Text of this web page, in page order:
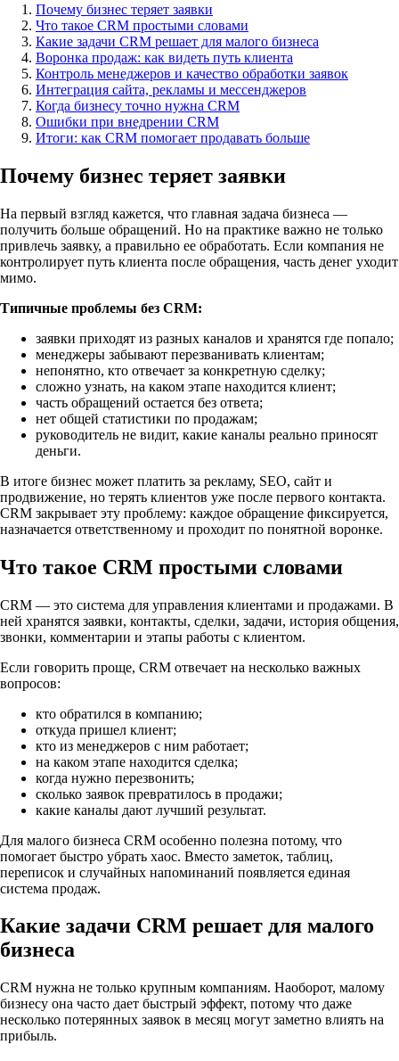
Почему бизнес теряет заявки
Что такое CRM простыми словами
Какие задачи CRM решает для малого бизнеса
Воронка продаж: как видеть путь клиента
Контроль менеджеров и качество обработки заявок
Интеграция сайта, рекламы и мессенджеров
Когда бизнесу точно нужна CRM
Ошибки при внедрении CRM
Итоги: как CRM помогает продавать больше
Почему бизнес теряет заявки
На первый взгляд кажется, что главная задача бизнеса —
получить больше обращений. Но на практике важно не только
привлечь заявку, а правильно ее обработать. Если компания не
контролирует путь клиента после обращения, часть денег уходит
мимо.
Типичные проблемы без CRM:
заявки приходят из разных каналов и хранятся где попало;
менеджеры забывают перезванивать клиентам;
непонятно, кто отвечает за конкретную сделку;
сложно узнать, на каком этапе находится клиент;
часть обращений остается без ответа;
нет общей статистики по продажам;
руководитель не видит, какие каналы реально приносят
деньги.
В итоге бизнес может платить за рекламу, SEO, сайт и
продвижение, но терять клиентов уже после первого контакта.
CRM закрывает эту проблему: каждое обращение фиксируется,
назначается ответственному и проходит по понятной воронке.
Что такое CRM простыми словами
CRM — это система для управления клиентами и продажами. В
ней хранятся заявки, контакты, сделки, задачи, история общения,
звонки, комментарии и этапы работы с клиентом.
Если говорить проще, CRM отвечает на несколько важных
вопросов:
кто обратился в компанию;
откуда пришел клиент;
кто из менеджеров с ним работает;
на каком этапе находится сделка;
когда нужно перезвонить;
сколько заявок превратилось в продажи;
какие каналы дают лучший результат.
Для малого бизнеса CRM особенно полезна потому, что
помогает быстро убрать хаос. Вместо заметок, таблиц,
переписок и случайных напоминаний появляется единая
система продаж.
Какие задачи CRM решает для малого
бизнеса
CRM нужна не только крупным компаниям. Наоборот, малому
бизнесу она часто дает быстрый эффект, потому что даже
несколько потерянных заявок в месяц могут заметно влиять на
прибыль.